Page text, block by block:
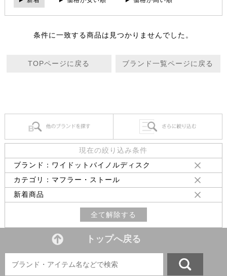
条件に一致する商品は見つかりませんでした。
TOPページに戻る ブランド一覧ページに戻る
現在の絞り込み条件
ブランド：ワイドットバイノルディスク
カテゴリ：マフラー・ストール
新着商品
全て解除する
トップへ戻る